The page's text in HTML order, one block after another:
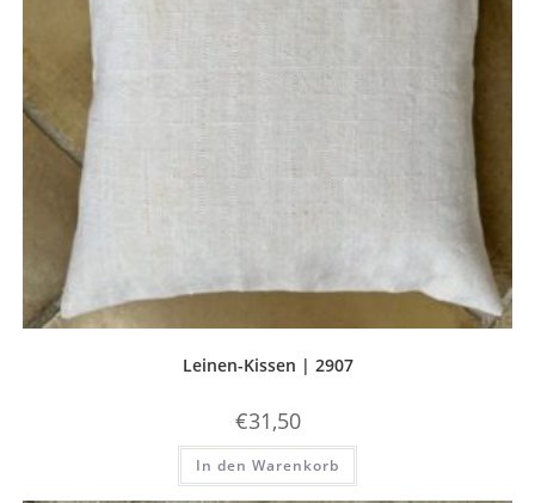
Leinen-Kissen | 2907
€31,50
In den Warenkorb